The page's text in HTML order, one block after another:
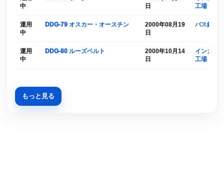
中
日
工場
運用
中
DDG-79 オスカー・オースチン
2000年08月19
日
バス鉄工
運用
中
DDG-80 ルーズベルト
2000年10月14
日
インガル
工場
もっと見る